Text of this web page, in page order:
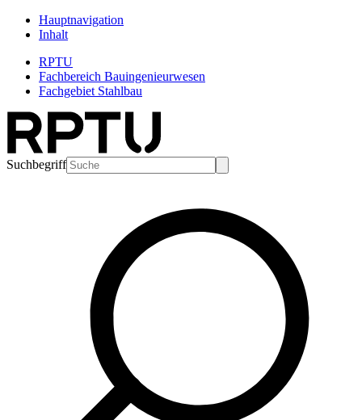
Hauptnavigation
Inhalt
RPTU
Fachbereich Bauingenieurwesen
Fachgebiet Stahlbau
Suchbegriff